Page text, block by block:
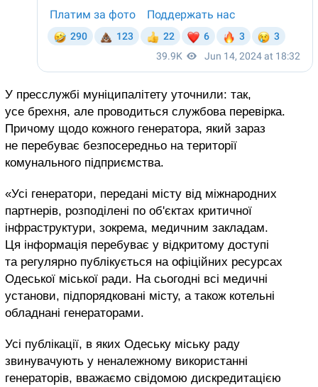
У пресслужбі муніципалітету уточнили: так,
усе брехня, але проводиться службова перевірка.
Причому щодо кожного генератора, який зараз
не перебуває безпосередньо на території
комунального підприємства.
«Усі генератори, передані місту від міжнародних
партнерів, розподілені по об'єктах критичної
інфраструктури, зокрема, медичним закладам.
Ця інформація перебуває у відкритому доступі
та регулярно публікується на офіційних ресурсах
Одеської міської ради. На сьогодні всі медичні
установи, підпорядковані місту, а також котельні
обладнані генераторами.
Усі публікації, в яких Одеську міську раду
звинувачують у неналежному використанні
генераторів, вважаємо свідомою дискредитацією